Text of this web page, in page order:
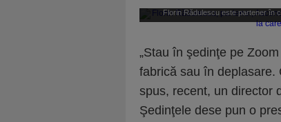
Florin Rădulescu este partener în
„Stau în şedinţe pe
fabrică sau în deplasare.
spus, recent, un director
Şedinţele dese pun o